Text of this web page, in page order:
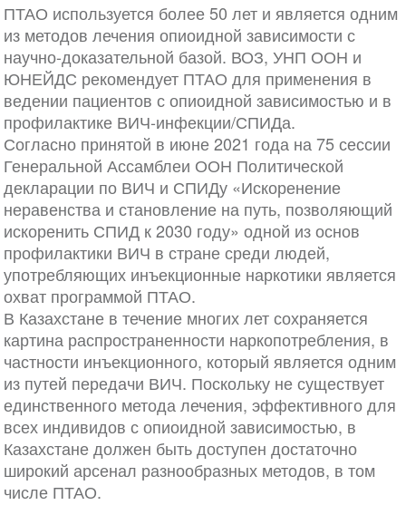
ПТАО используется более 50 лет и является одним
из методов лечения опиоидной зависимости с
научно-доказательной базой. ВОЗ, УНП ООН и
ЮНЕЙДС рекомендует ПТАО для применения в
ведении пациентов с опиоидной зависимостью и в
профилактике ВИЧ-инфекции/СПИДа.
Согласно принятой в июне 2021 года на 75 сессии
Генеральной Ассамблеи ООН Политической
декларации по ВИЧ и СПИДу «Искоренение
неравенства и становление на путь, позволяющий
искоренить СПИД к 2030 году» одной из основ
профилактики ВИЧ в стране среди людей,
употребляющих инъекционные наркотики является
охват программой ПТАО.
В Казахстане в течение многих лет сохраняется
картина распространенности наркопотребления, в
частности инъекционного, который является одним
из путей передачи ВИЧ. Поскольку не существует
единственного метода лечения, эффективного для
всех индивидов с опиоидной зависимостью, в
Казахстане должен быть доступен достаточно
широкий арсенал разнообразных методов, в том
числе ПТАО.